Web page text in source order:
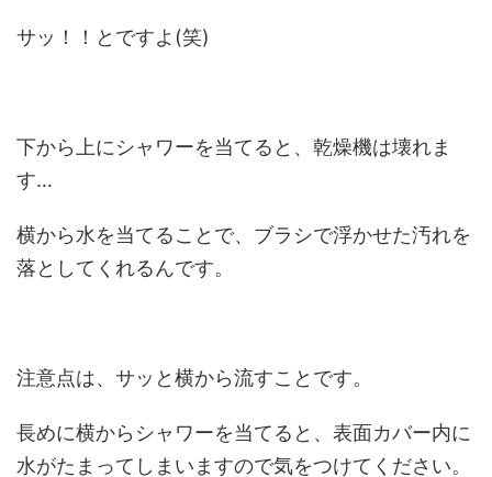
サッ！！とですよ(笑)
下から上にシャワーを当てると、乾燥機は壊れま
す…
横から水を当てることで、ブラシで浮かせた汚れを
落としてくれるんです。
注意点は、サッと横から流すことです。
長めに横からシャワーを当てると、表面カバー内に
水がたまってしまいますので気をつけてください。